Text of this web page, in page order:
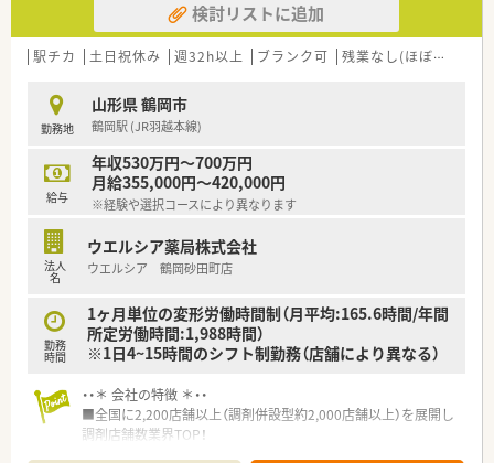
＜ 企業について ＞
東証プライム上場企業・東邦ホールディングスのグループ会社で
2013年に発足し、全国には400店舗程展開しており、東北だけで
も40店舗以上ございます。
「全ては健康を願う人々のために」をモットーに、地域の皆さま
に信頼されるかかりつけ薬局を目指しています。
＜ 薬局について ＞
■内科・外科など様々な科目を処方を受けております。
■キッズスペースや、個人情報に考慮した相談スペースの設置、
ユニバーサルデザインの商品を積極的に取り入れ、お子様から高
います。
■また、在宅介護の支援なども行っており、多角的分野からのサ
ービスも魅力の薬局です。
＜ こんな方にオススメ ＞
☆ライフイベントに応じて柔軟に対応できる環境で長く就業し
たい方
検討リストに追加
駅チカ 土日祝休み 週32h以上 ブランク可 残業なし(ほぼなし含む)
勤務地
山形県 鶴岡市
鶴岡駅 (JR羽越本線)
給与
年収530万円～700万円
月給355,000円～420,000円
※経験や選択コースにより異なります
法人
名
ウエルシア薬局株式会社
ウエルシア 鶴岡砂田町店
勤務
時間
1ヶ月単位の変形労働時間制（月平均:165.6時間/年間
所定労働時間:1,988時間）
※1日4~15時間のシフト制勤務（店舗により異なる）
・・＊ 会社の特徴 ＊・・
■全国に2,200店舗以上（調剤併設型約2,000店舗以上）を展開し
調剤店舗数業界TOP！